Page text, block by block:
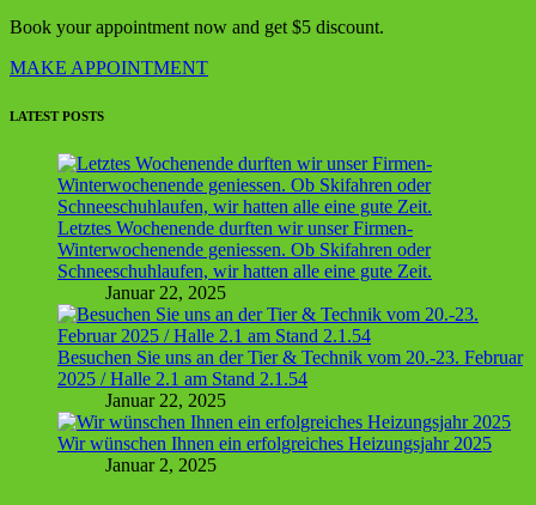
Book your appointment now and get $5 discount.
MAKE APPOINTMENT
LATEST POSTS
Letztes Wochenende durften wir unser Firmen-
Winterwochenende geniessen. Ob Skifahren oder
Schneeschuhlaufen, wir hatten alle eine gute Zeit.
Januar 22, 2025
Besuchen Sie uns an der Tier & Technik vom 20.-23. Februar
2025 / Halle 2.1 am Stand 2.1.54
Januar 22, 2025
Wir wünschen Ihnen ein erfolgreiches Heizungsjahr 2025
Januar 2, 2025